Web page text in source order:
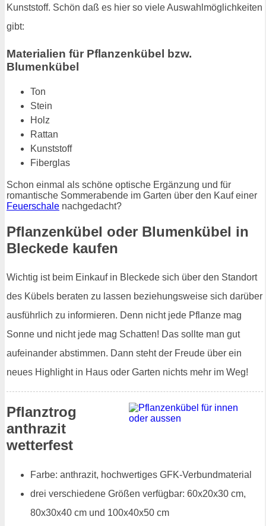
Kunststoff. Schön daß es hier so viele Auswahlmöglichkeiten
gibt:
Materialien für Pflanzenkübel bzw.
Blumenkübel
Ton
Stein
Holz
Rattan
Kunststoff
Fiberglas
Schon einmal als schöne optische Ergänzung und für
romantische Sommerabende im Garten über den Kauf einer
Feuerschale nachgedacht?
Pflanzenkübel oder Blumenkübel in
Bleckede kaufen
Wichtig ist beim Einkauf in Bleckede sich über den Standort
des Kübels beraten zu lassen beziehungsweise sich darüber
ausführlich zu informieren. Denn nicht jede Pflanze mag
Sonne und nicht jede mag Schatten! Das sollte man gut
aufeinander abstimmen. Dann steht der Freude über ein
neues Highlight in Haus oder Garten nichts mehr im Weg!
Pflanztrog
anthrazit
wetterfest
Farbe: anthrazit, hochwertiges GFK-Verbundmaterial
drei verschiedene Größen verfügbar: 60x20x30 cm,
80x30x40 cm und 100x40x50 cm